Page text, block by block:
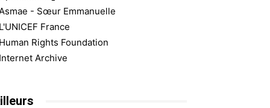
- Sœur Emmanuelle
L'UNICEF France
Human Rights Foundation
Internet Archive